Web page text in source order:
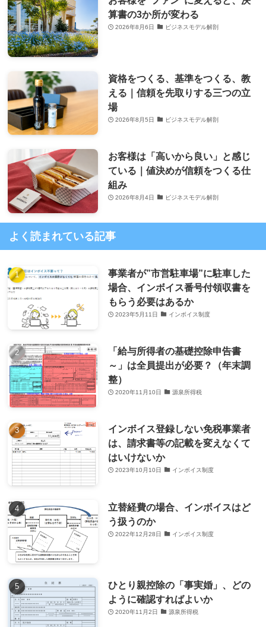
算書の3か所が変わる
2026年8月6日 ビジネスモデル解剖
資格をつくる、基準をつくる、教
える｜信頼を先取りする三つの立
場
2026年8月5日 ビジネスモデル解剖
お客様は「高いから良い」と感じ
ている｜値決めが信頼をつくる仕
組み
2026年8月4日 ビジネスモデル解剖
よく読まれている記事
事業者が”市営駐車場”に駐車した
場合、インボイス番号付領収書を
もらう必要はあるか
2023年5月11日 インボイス制度
「給与所得者の基礎控除申告書
～」は全員提出が必要？（年末調
整）
2020年11月10日 源泉所得税
インボイス登録しない免税事業者
は、請求書等の記載を変えなくて
はいけないか
2023年10月10日 インボイス制度
立替経費の場合、インボイスはど
う扱うのか
2022年12月28日 インボイス制度
ひとり親控除の「事実婚」、どの
ように確認すればよいか
2020年11月2日 源泉所得税